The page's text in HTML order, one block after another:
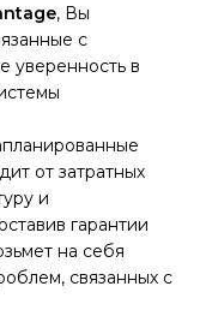
, Вы
с
уверенность в
от затратных
и
гарантии
на себя
связанных с